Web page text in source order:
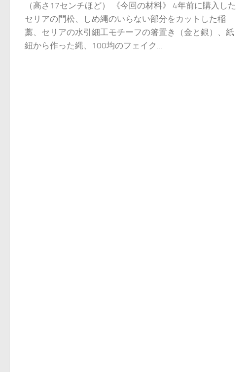
（高さ17センチほど） 《今回の材料》 4年前に購入した
セリアの門松、しめ縄のいらない部分をカットした稲
藁、セリアの水引細工モチーフの箸置き（金と銀）、紙
紐から作った縄、100均のフェイク...